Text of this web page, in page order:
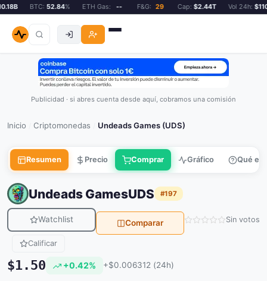
BTC:52.84% ETH Gas: -- F&G: 29 Cap:$2.44T Vol 24h:
Publicidad · si abres cuenta desde aquí, cobramos una comisión
Inicio Criptomonedas Undeads Games (UDS)
Resumen Precio Comprar Gráfico Qué es
Undeads GamesUDS #197
Watchlist Comparar Sin votos
Calificar
$1.50 +0.42% +$0.006312 (24h)